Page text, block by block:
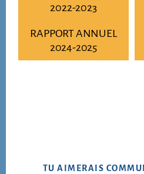
2022-2023
RAPPORT ANNUEL
2024-2025
TU AIMERAIS